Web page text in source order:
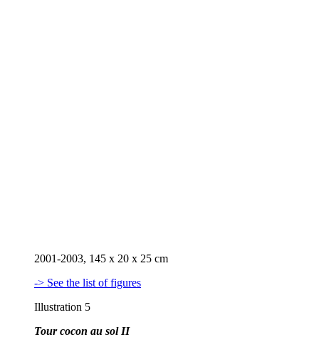
2001-2003, 145 x 20 x 25 cm
-> See the list of figures
Illustration 5
Tour cocon au sol II